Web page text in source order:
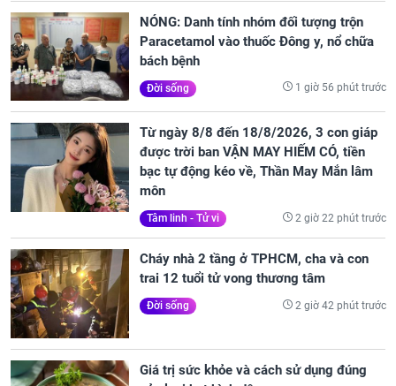
NÓNG: Danh tính nhóm đối tượng trộn
Paracetamol vào thuốc Đông y, nổ chữa
bách bệnh
Đời sống 1 giờ 56 phút trước
Từ ngày 8/8 đến 18/8/2026, 3 con giáp
được trời ban VẬN MAY HIẾM CÓ, tiền
bạc tự động kéo về, Thần May Mắn lâm
môn
Tâm linh - Tử vi 2 giờ 22 phút trước
Cháy nhà 2 tầng ở TPHCM, cha và con
trai 12 tuổi tử vong thương tâm
Đời sống 2 giờ 42 phút trước
Giá trị sức khỏe và cách sử dụng đúng